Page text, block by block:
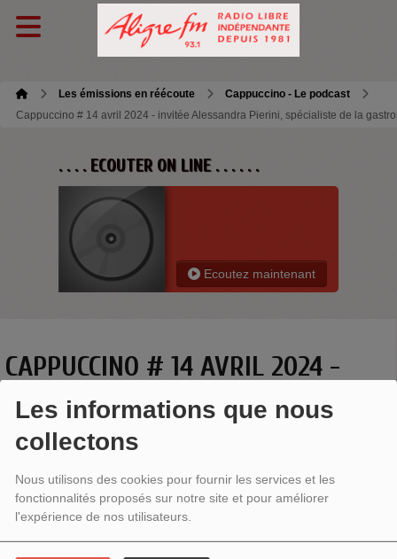
Les informations que nous
collectons
Nous utilisons des cookies pour fournir les services et les
fonctionnalités proposés sur notre site et pour améliorer
l'expérience de nos utilisateurs.
Les émissions en réécoute
Cappuccino - Le podcast
Cappuccino # 14 avril 2024 - invitée Alessandra Pierini, spécialiste de la
. . . . ECOUTER ON LINE . . . . . .
Ecoutez maintenant
CAPPUCCINO # 14 AVRIL 2024 -
INVITÉE ALESSANDRA PIERINI,
SPÉCIALISTE DE LA GASTRONOMIE
ITALIENNE